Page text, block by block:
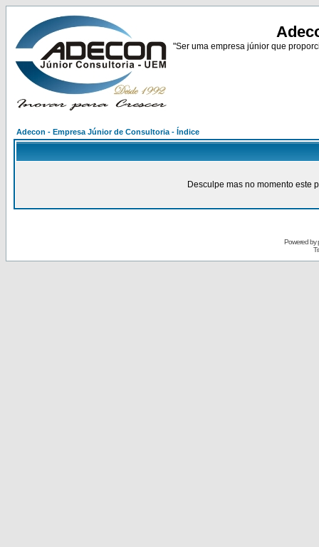
"Ser uma empresa júnior que
Adecon - Empresa Júnior de Consultoria - Índice
Desculpe mas no momento este
Powered by